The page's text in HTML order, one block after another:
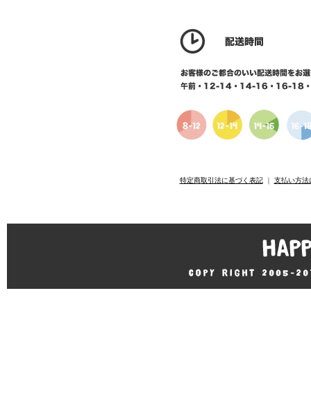
特定商取引法に基づく表記｜ 支払い方法